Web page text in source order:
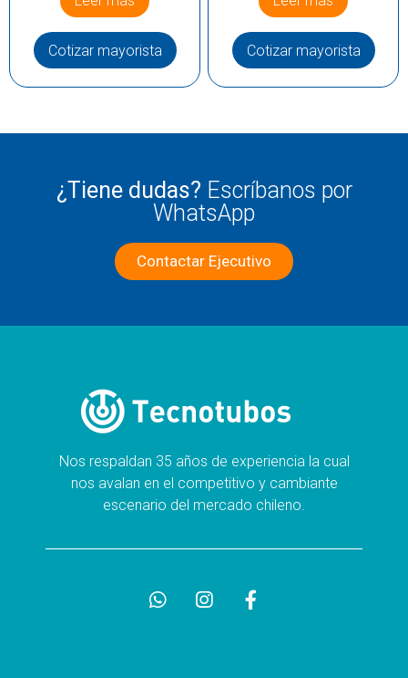
Cotizar mayorista Cotizar mayorista
¿Tiene dudas? Escríbanos por
WhatsApp
Contactar Ejecutivo
Nos respaldan 35 años de experiencia la cual
nos avalan en el competitivo y cambiante
escenario del mercado chileno.